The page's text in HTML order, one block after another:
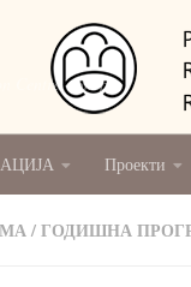
Centre - Skopje
Проекти
/ГОДИШНА